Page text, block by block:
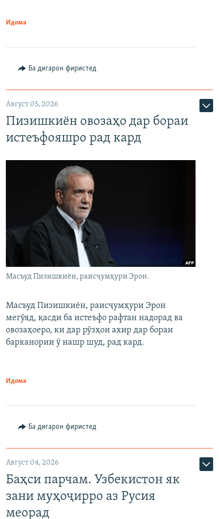
Идома
Ба дигарон фиристед
Август 05, 2026
Пизишкиён овозаҳо дар бораи
истеъфояшро рад кард
Масъуд Пизишкиён, раисҷумҳури Эрон.
Масъуд Пизишкиён, раисҷумҳури Эрон
мегӯяд, қасди ба истеъфо рафтан надорад ва
овозаҳоеро, ки дар рӯзҳои ахир дар бораи
барканории ӯ нашр шуд, рад кард.
Идома
Ба дигарон фиристед
Август 04, 2026
Баҳси парчам. Узбекистон як
зани муҳоҷирро аз Русия
меорад